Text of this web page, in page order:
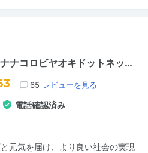
ナコロビヤオキドットネッ…
65 レビューを見る
電話確認済み
元気を届け、より良い社会の実現